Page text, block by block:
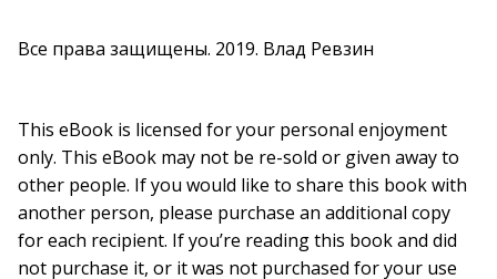
Все права защищены. 2019. Влад Ревзин
This eBook is licensed for your personal enjoyment
only. This eBook may not be re-sold or given away to
other people. If you would like to share this book with
another person, please purchase an additional copy
for each recipient. If you’re reading this book and did
not purchase it, or it was not purchased for your use